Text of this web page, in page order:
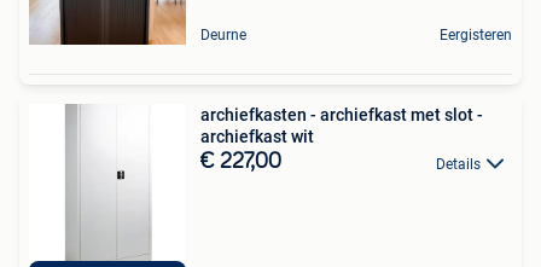
Deurne Eergisteren
archiefkasten - archiefkast met slot -
archiefkast wit
€ 227,00 Details